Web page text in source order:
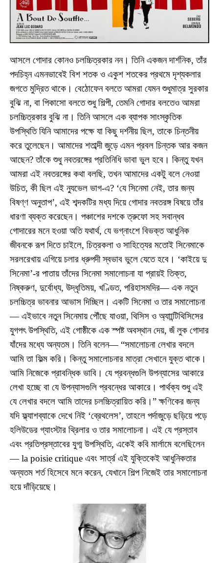
আসলে গোদার কোনও চলচ্চিত্রকার নন। তিনি একজন দার্শনিক, তাঁর
পদচিহ্ন এমনভাবেই বিশ শতক ও একুশ শতকের প্রথমে দৃশ্যকলার
জগতে মুদ্রিত থাকে। বেঠোফেন বলতে আমরা যেমন শুধুমাত্র সুরকার
বুঝি না, বা পিকাসো বলতে শুধু শিল্পী, তেমনি গোদার বলতেও আমরা
চলচ্চিত্রকার বুঝি না। তিনি আসলে এক ব্যাপক সাংস্কৃতিক
উপস্থিতি যিনি আমাদের পক্ষে যা কিছু দর্শনীয় ছিল, তাকে চিন্তনীয়
করে তুলেছেন। আমাদের শতাব্দী জুড়ে এমন প্রবল চিন্তক আর কজন
আছেন? তাঁকে শুধু নবতরঙ্গের প্রতিনিধি ভাবা ভুল হবে। কিন্তু যখন
আমরা এই নবতরঙ্গের কথা বলছি, তখন আমাদের একটু বলে নেওয়া
উচিত, কী ছিল এই ন্যুভেল ভাগ-এ? ‘যে সিনেমা নেই, তার জন্য
বিষণ্ণ অনুতাপ’, এই শব্দকটির মধ্য দিয়ে গোদার নবতরঙ্গ বিষয়ে তাঁর
ধারণা ব্যক্ত করেছেন। পঞ্চাশের দশকে ত্রুফো সহ সবান্ধব
গোদারের মনে হওয়া অতি যথার্থ, যে ভগ্নাংশে বিভক্ত আধুনিক
জীবনকে রূপ দিতে চাইলে, চিত্রকলা ও সাহিত্যের মতোই সিনেমাকে
সরলরেখায় এগিয়ে চলার ধ্রুপদী স্বভাব ভুলে যেতে হবে। ‘কাইয়ে দু
সিনেমা’-র পাতায় তাঁদের সিনেমা সমালোচনা যা প্রায়ই তিক্ত,
নিষ্করুণ, দুর্বোধ্য, উদ্ধৃতিময়, খণ্ডিত, পরিহাসমদির— এক নতুন
চলচ্চিত্র ভাবনার আভাস দিচ্ছিল। একটি সিনেমা ও তার সমালোচনা
— এইভাবে নতুন সিনেমায় পৌঁছে যাওয়া, থিসিস ও অ্যাান্টিথিসিসের
যুগপৎ উপস্থিতি, এই গোষ্ঠীকে এক স্পষ্ট অবস্থান দেয়, জঁ লুক গোদার
যাঁদের মধ্যে অন্যতম। তিনি বলেন— “সমালোচনা লেখার বদলে
আমি তা ফিল্ম করি। কিন্তু সমালোচনার মাত্রা সেখানে যুক্ত থাকে।
আমি নিজেকে প্রাবন্ধিক ভাবি। যে প্রবন্ধগুলি উপন্যাসের আকারে
লেখা হচ্ছে বা যে উপন্যাসগুলি প্রবন্ধের আকারে। পার্থক্য শুধু এই
যে লেখার বদলে আমি তাদের চলচ্চিত্রায়িত করি।” ক্ষণিকের জন্য
যদি ফ্ল্যাশব্যাকে দেখে নিই ‘ব্রেথলেস’, তাহলে পর্দাজুড়ে ছড়িয়ে পড়ে
হলিউডের গ্যাংস্টার থ্রিলার ও তার সমালোচনা। এই যে প্রস্তাব
এবং প্রতিপ্রস্তাবের যুগ্ম উপস্থিতি, একেই কবি মার্লামে বলেছিলেন
— la poisie critique এবং সার্ত্র এই যুক্তিকেই আধুনিকতার
অন্যতম শর্ত হিসেবে মনে করেন, যেখানে শিল্প নিজেই তার সমালোচনা
হয়ে দাঁড়িয়েছে।